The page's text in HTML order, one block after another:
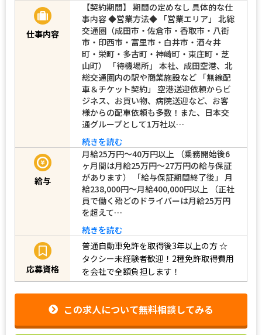
仕事内容
【契約期間】 期間の定めなし 具体的な仕
事内容 ◆営業方法◆ 「営業エリア」 北総
交通圏（成田市・佐倉市・香取市・八街
市・印西市・富里市・白井市・酒々井
町・栄町・多古町・神崎町・東庄町・芝
山町） 「待機場所」 本社、成田空港、北
総交通圏内の駅や商業施設など 「無線配
車＆チケット契約」 空港送迎依頼からビ
ジネス、お買い物、病院送迎など、お客
様からの配車依頼も多数！また、日本交
通グループとして1万社以…
続きを読む
給与
月給25万円～40万円以上 （乗務開始後6
ヶ月間は月給25万円～27万円の給与保証
があります） 「給与保証期間終了後」 月
給238,000円～月給400,000円以上 （正社
員で働く殆どのドライバーは月給25万円
を超えて…
続きを読む
応募資格
普通自動車免許を取得後3年以上の方☆
タクシー未経験者歓迎！2種免許取得費用
を会社で全額負担します！
この求人について無料相談してみる